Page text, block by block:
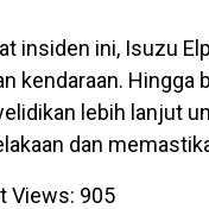
insiden ini, Isuzu
kendaraan. Hingga
lebih lanjut
dan
Views: 905